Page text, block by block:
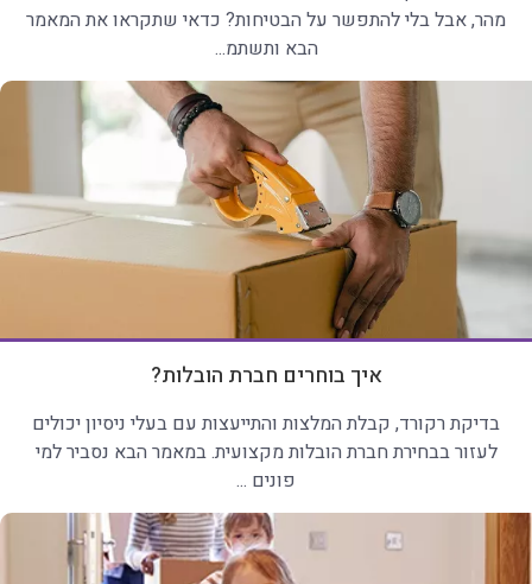
מהר, אבל בלי להתפשר על הבטיחות? כדאי שתקראו את המאמר
הבא ותשתמ...
איך בוחרים חברת הובלות?
בדיקת רקורד, קבלת המלצות והתייעצות עם בעלי ניסיון יכולים
לעזור בבחירת חברת הובלות מקצועית. במאמר הבא נסביר למי
פונים ...